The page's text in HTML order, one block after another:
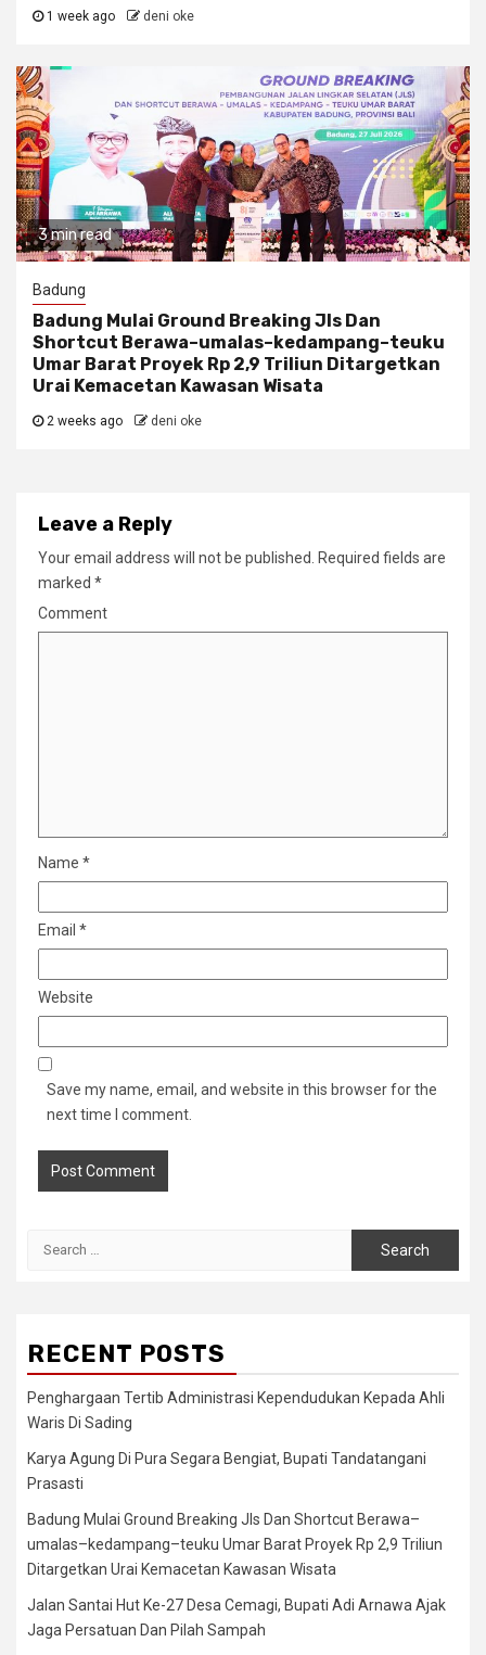
1 week ago deni oke
3 min read
Badung
Badung Mulai Ground Breaking Jls Dan
Shortcut Berawa–umalas–kedampang–teuku
Umar Barat Proyek Rp 2,9 Triliun Ditargetkan
Urai Kemacetan Kawasan Wisata
2 weeks ago deni oke
Leave a Reply
Your email address will not be published.
Required fields are
marked *
Comment
Name *
Email *
Website
Save my name, email, and website in this browser for the
next time I comment.
RECENT POSTS
Penghargaan Tertib Administrasi Kependudukan Kepada Ahli
Waris Di Sading
Karya Agung Di Pura Segara Bengiat, Bupati Tandatangani
Prasasti
Badung Mulai Ground Breaking Jls Dan Shortcut Berawa–
umalas–kedampang–teuku Umar Barat Proyek Rp 2,9 Triliun
Ditargetkan Urai Kemacetan Kawasan Wisata
Jalan Santai Hut Ke-27 Desa Cemagi, Bupati Adi Arnawa Ajak
Jaga Persatuan Dan Pilah Sampah